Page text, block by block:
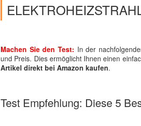
Machen Sie den Test: In der
und Preis. Dies ermöglicht Ihnen einen
Artikel direkt bei Amazon kaufen.
Test Empfehlung: Diese 5